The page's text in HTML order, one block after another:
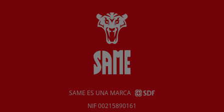
SAME ES UNA MARCA
NIF 00215890161